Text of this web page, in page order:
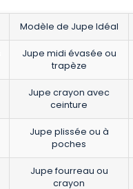
Modèle de Jupe Idéal
Jupe midi évasée ou
trapèze
Jupe crayon avec
ceinture
Jupe plissée ou à
poches
Jupe fourreau ou
crayon